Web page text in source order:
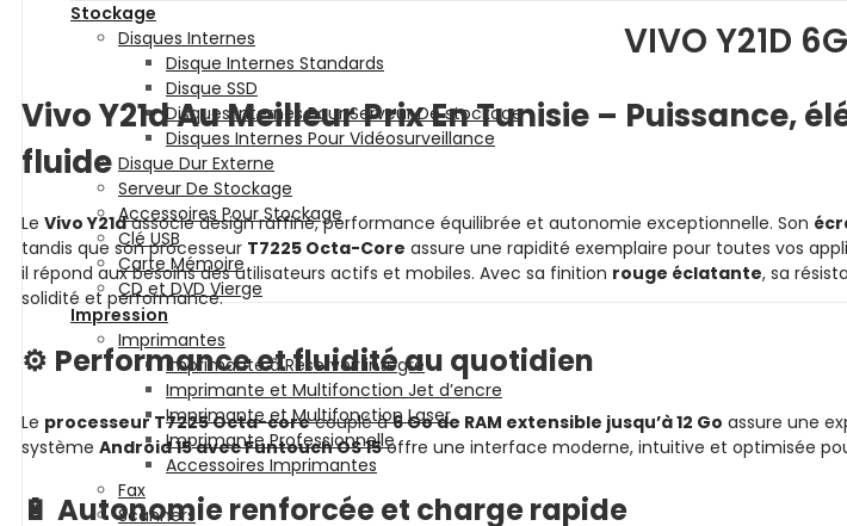
Stockage
Disques Internes
Disque Internes Standards
Disque SSD
Disques Internes Pour Serveur De stockage
Disques Internes Pour Vidéosurveillance
Disque Dur Externe
Serveur De Stockage
Accessoires Pour Stockage
Clé USB
Carte Mémoire
CD et DVD Vierge
Impression
Imprimantes
Imprimante à Réservoir intégré
Imprimante et Multifonction Jet d’encre
Imprimante et Multifonction Laser
Imprimante Professionnelle
Accessoires Imprimantes
Fax
Scanners
VIVO Y21D
Vivo Y21d Au Meilleur Prix En Tunisie –
fluide
Le Vivo Y21dassocie design raffiné, performance équilibrée et autonomie exceptionnelle. Son
tandis que son processeur T7225 Octa-Core assure une rapidité exemplaire pour toutes vos
il répond aux besoins des utilisateurs actifs et mobiles. Avec sa finition rouge éclatante, sa
solidité et performance.
⚙️ Performance et fluidité au quotidien
Le processeur T7225 Octa-corecouplé à6 Go de RAM extensible jusqu’à 12 Go assure une
système Android 15 avec Funtouch OS 15offre une interface moderne, intuitive et optimisée
🔋 Autonomie renforcée et charge rapide